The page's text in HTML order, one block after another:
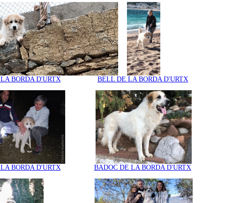
BORDA D'URTX BELL DE LA BORDA D'URTX
BORDA D'URTX BADOC DE LA BORDA D'URTX